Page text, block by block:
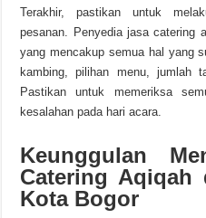
Terakhir, pastikan untuk
pesanan. Penyedia jasa catering
yang mencakup semua hal yang
kambing, pilihan menu, jumlah
Pastikan untuk memeriksa
kesalahan pada hari acara.
Keunggulan
Catering Aqiqah
Kota Bogor